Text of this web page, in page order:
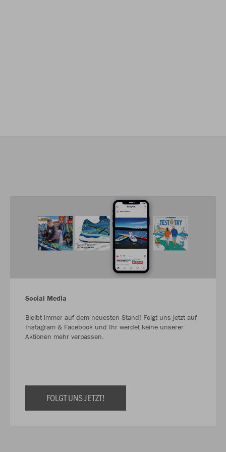
Social Media
Bleibt immer auf dem neuesten Stand! Folgt uns jetzt auf
Instagram & Facebook und Ihr werdet keine unserer
Aktionen mehr verpassen.
FOLGT UNS JETZT!